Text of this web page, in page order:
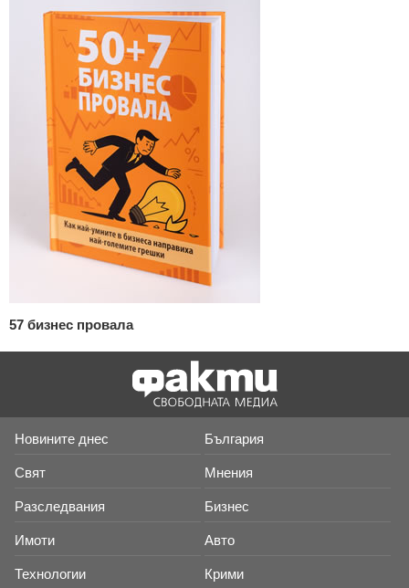
57 бизнес провала
Новините днес България
Свят Мнения
Разследвания Бизнес
Имоти Авто
Технологии Крими